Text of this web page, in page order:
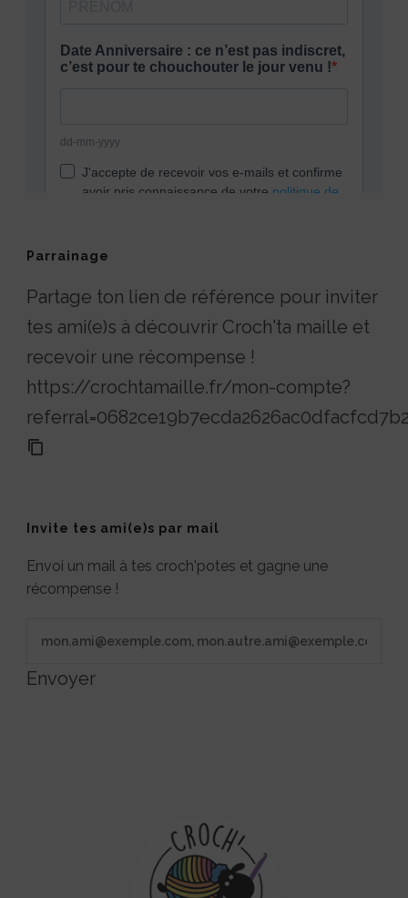
Parrainage
Partage ton lien de référence pour inviter
tes ami(e)s à découvrir Croch'ta maille et
recevoir une récompense !
https://crochtamaille.fr/mon-compte?
Invite tes ami(e)s par mail
Envoi un mail à tes croch'potes et gagne une
récompense !
Envoyer